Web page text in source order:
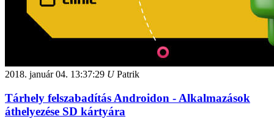
2018. január 04. 13:37:29 UPatrik
Tárhely felszabadítás Androidon - Alkalmazások
áthelyezése SD kártyára